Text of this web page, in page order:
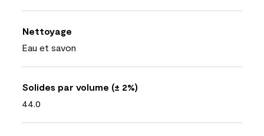
Nettoyage
Eau et savon
Solides par volume (± 2%)
44.0